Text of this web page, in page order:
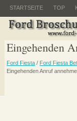
STARTSEITE TOP
Eingehenden
Ford Fiesta / Ford Fiesta
Eingehenden Anruf